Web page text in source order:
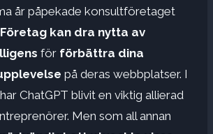
år påpekade konsultföretaget
Företag kan dra nytta av
för förbättra dina
på deras webbplatser. I
ChatGPT blivit en viktig allierad
Men som all annan